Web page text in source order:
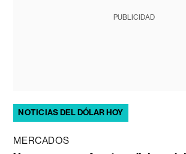
PUBLICIDAD
NOTICIAS DEL DÓLAR HOY
MERCADOS